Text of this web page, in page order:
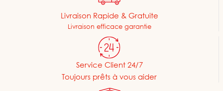
Livraison Rapide & Gratuite
Livraison efficace garantie
Service Client 24/7
Toujours prêts à vous aider